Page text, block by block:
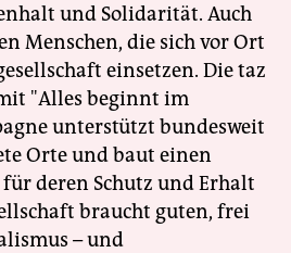
und Solidarität. Auch
Menschen, die sich vor Ort
einsetzen. Die taz
"Alles beginnt im
unterstützt bundesweit
Orte und baut einen
deren Schutz und Erhalt
braucht guten, frei
– und